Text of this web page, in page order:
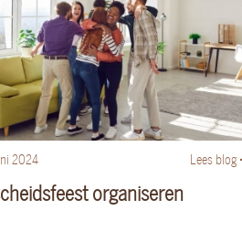
Lees blog
2024
organiseren